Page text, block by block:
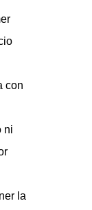
con
ni
la